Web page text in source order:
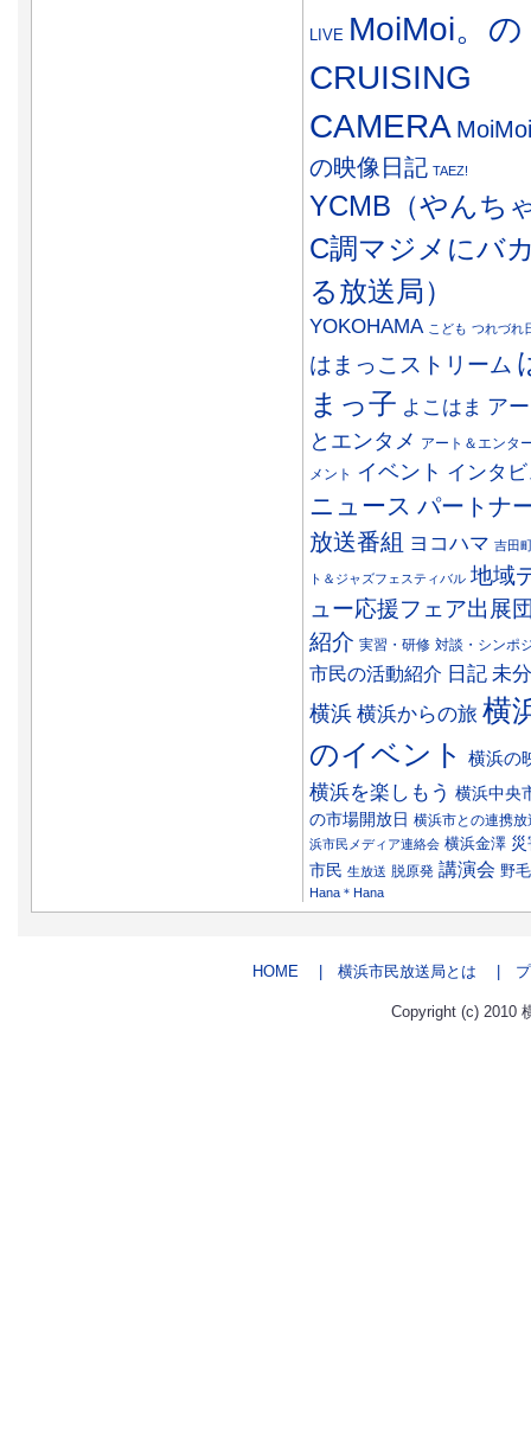
LIVE MoiMoi。の
CRUISING
CAMERA
の映像日記 TAEZ!
YCMB（やんち
C調マジメにバ
る放送局）
YOKOHAMA こども つれづれ
はまっこストリーム
まっ子 よこはま ア
とエンタメ アート＆エンタ
メント
イベント インタ
ニュース パートナ
放送番組 ヨコハマ 吉田
ト＆ジャズフェスティバル 地域
ュー応援フェア出展
紹介 実習・研修 対談・シンポ
市民の活動紹介 日記 未
横浜 横浜からの旅 横
のイベント
横浜の
横浜を楽しもう 横浜中央
の市場開放日 横浜市との連携放
浜市民メディア連絡会 横浜金澤
市民 生放送 脱原発 講演会 野毛
Hana＊Hana
HOME | 横浜市民放送局とは | プ
Copyright (c) 2010